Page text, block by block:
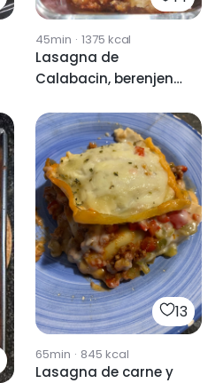
45min · 1375 kcal
Lasagna de
Calabacin, berenjena
13
65min · 845 kcal
Lasagna de carne y